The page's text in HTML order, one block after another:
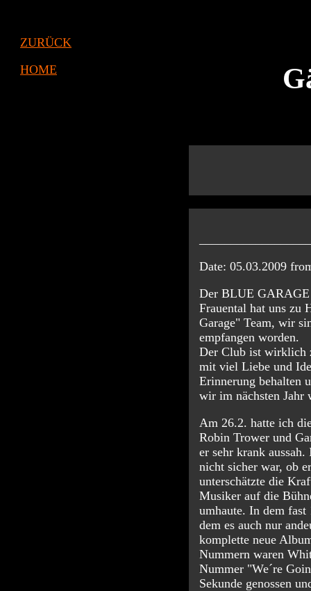
ZURÜCK
HOME
Date: 05.03.2009
Der BLUE GARAGE
Frauental hat uns zu
Garage" Team, wir
empfangen worden.
Der Club ist wirklich
mit viel Liebe und
Erinnerung behalten
wir im nächsten Jahr
Am 26.2. hatte ich
Robin Trower und
er sehr krank
nicht sicher war, ob
unterschätzte die
Musiker auf die
umhaute. In dem fast
dem es auch nur
komplette neue
Nummern waren
Nummer "We´re
Sekunde genossen